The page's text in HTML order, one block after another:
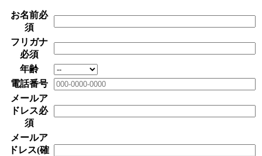
お名前必
須
フリガナ
必須
年齢
電話番号
メールア
ドレス必
須
メールア
ドレス(確